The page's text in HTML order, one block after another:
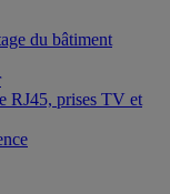
du bâtiment
RJ45, prises TV et